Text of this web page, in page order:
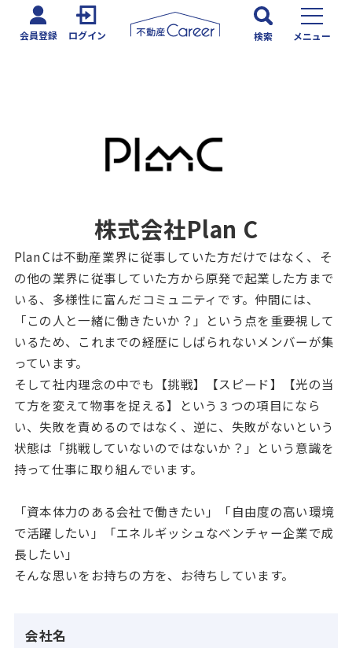
会員登録 ログイン 検索 メニュー
株式会社Plan C
Plan Cは不動産業界に従事していた方だけではなく、そ
の他の業界に従事していた方から原発で起業した方まで
いる、多様性に富んだコミュニティです。仲間には、
「この人と一緒に働きたいか？」という点を重要視して
いるため、これまでの経歴にしばられないメンバーが集
っています。
そして社内理念の中でも【挑戦】【スピード】【光の当
て方を変えて物事を捉える】という３つの項目になら
い、失敗を責めるのではなく、逆に、失敗がないという
状態は「挑戦していないのではないか？」という意識を
持って仕事に取り組んでいます。
「資本体力のある会社で働きたい」「自由度の高い環境
で活躍したい」「エネルギッシュなベンチャー企業で成
長したい」
そんな思いをお持ちの方を、お待ちしています。
会社名